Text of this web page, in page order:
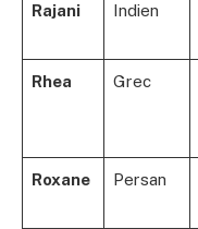
Rajani Indien
Rhea Grec
Roxane Persan